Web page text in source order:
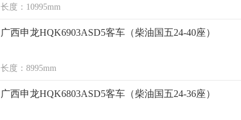
长度：10995mm
广西申龙HQK6903ASD5客车（柴油国五24-40座）
长度：8995mm
广西申龙HQK6803ASD5客车（柴油国五24-36座）